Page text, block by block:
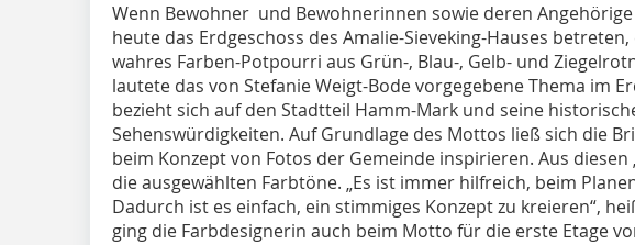
Wenn Bewohner und Bewohnerinnen sowie deren
heute das Erdgeschoss des Amalie-Sieveking-Hauses
wahres Farben-Potpourri aus Grün-, Blau-, Gelb- und
lautete das von Stefanie Weigt-Bode vorgegebene Thema im
bezieht sich auf den Stadtteil Hamm-Mark und seine
Sehenswürdigkeiten. Auf Grundlage des Mottos ließ sich die
beim Konzept von Fotos der Gemeinde inspirieren. Aus diesen
die ausgewählten Farbtöne. „Es ist immer hilfreich, beim
Dadurch ist es einfach, ein stimmiges Konzept zu kreieren“,
ging die Farbdesignerin auch beim Motto für die erste Etage